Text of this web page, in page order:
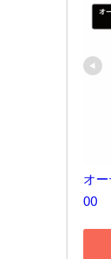
オ
00